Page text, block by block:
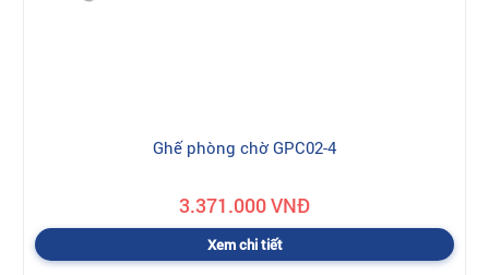
Ghế phòng chờ GPC02-4
3.371.000 VNĐ
Xem chi tiết